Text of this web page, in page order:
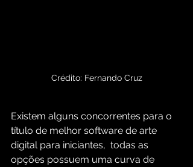
Crédito: Fernando Cruz
Existem alguns concorrentes para o
título de melhor software de arte
digital para iniciantes,  todas as
opções possuem uma curva de